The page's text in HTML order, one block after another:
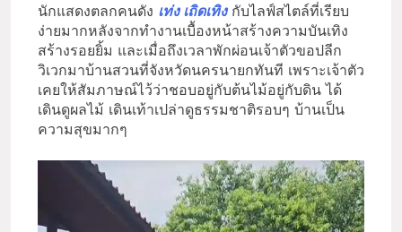
นักแสดงตลกคนดัง เท่ง เถิดเทิงกับไลฟ์สไตล์ที่เรียบ
ง่ายมากหลังจากทำงานเบื้องหน้าสร้างความบันเทิง
สร้างรอยยิ้ม และเมื่อถึงเวลาพักผ่อนเจ้าตัวขอปลีก
วิเวกมาบ้านสวนที่จังหวัดนครนายกทันที เพราะเจ้าตัว
เคยให้สัมภาษณ์ไว้ว่าชอบอยู่กับต้นไม้อยู่กับดิน ได้
เดินดูผลไม้ เดินเท้าเปล่าดูธรรมชาติรอบๆ บ้านเป็น
ความสุขมากๆ